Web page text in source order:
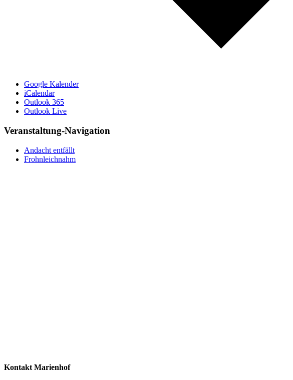
Google Kalender
iCalendar
Outlook 365
Outlook Live
Veranstaltung-Navigation
Andacht entfällt
Frohnleichnahm
Kontakt Marienhof